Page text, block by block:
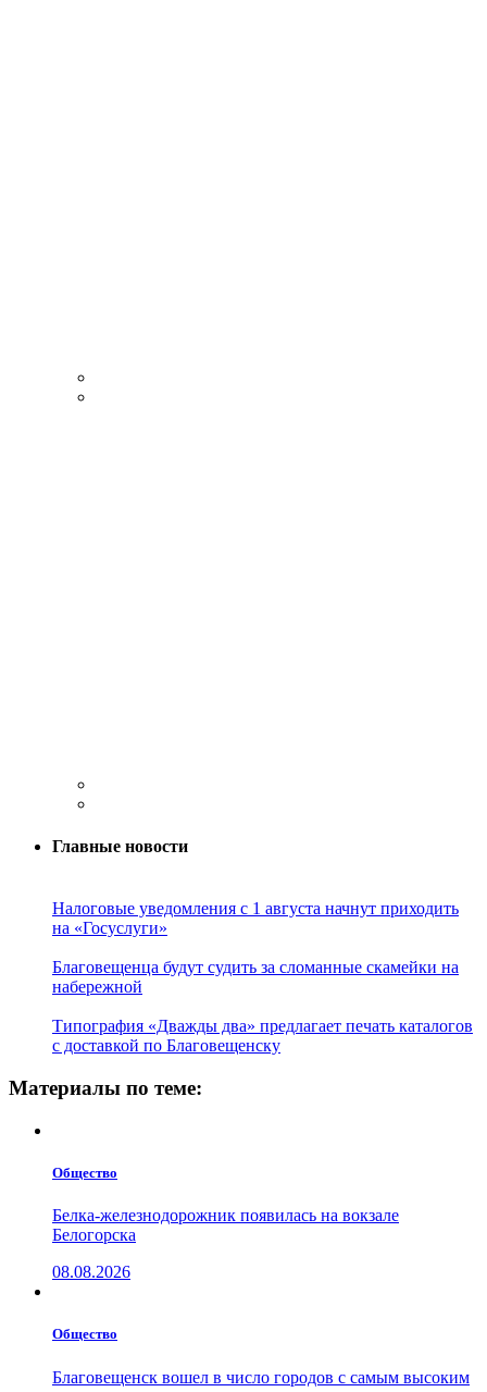
Главные новости
Налоговые уведомления с 1 августа начнут приходить
на «Госуслуги»
Благовещенца будут судить за сломанные скамейки на
набережной
Типография «Дважды два» предлагает печать каталогов
с доставкой по Благовещенску
Материалы по теме:
Общество
Белка-железнодорожник появилась на вокзале
Белогорска
08.08.2026
Общество
Благовещенск вошел в число городов с самым высоким